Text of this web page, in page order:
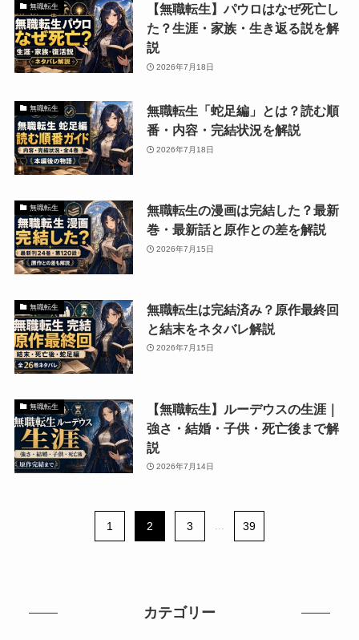
無職転生
【無職転生】パウロはなぜ死亡し
た？生涯・家族・生き返る説を解
説
2026年7月18日
無職転生
無職転生「蛇足編」とは？読む順
番・内容・完結状況を解説
2026年7月18日
無職転生
無職転生の漫画は完結した？最新
巻・最新話と原作との差を解説
2026年7月15日
無職転生
無職転生は完結済み？原作最終回
と結末をネタバレ解説
2026年7月15日
無職転生
【無職転生】ルーデウスの生涯｜
強さ・結婚・子供・死亡後まで解
説
2026年7月14日
1 2 3 ... 39
カテゴリー